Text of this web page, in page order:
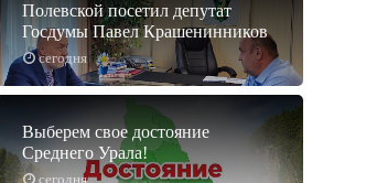
сегодня
Полевской посетил депутат
Госдумы Павел Крашенинников
сегодня
Выберем свое достояние
Среднего Урала!